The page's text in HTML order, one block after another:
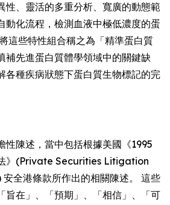
性、靈活的多重分析、寬廣的動態範
動化流程，檢測血液中極低濃度的蛋
這些特性組合稱之為「精準蛋白質
補先進蛋白質體學領域中的關鍵缺
各種疾病狀態下蛋白質生物標記的完
性陳述，當中包括根據美國《1995
》(Private Securities Litigation
全港條款所作出的相關陳述。 這些
旨在」、「預期」、「相信」、「可